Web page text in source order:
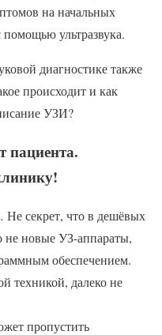
на начальных
ультразвука.
диагностике также
происходит и как
УЗИ?
пациента.
. Не секрет, что в дешёвых
не новые УЗ-аппараты,
обеспечением.
техникой, далеко не
пропустить